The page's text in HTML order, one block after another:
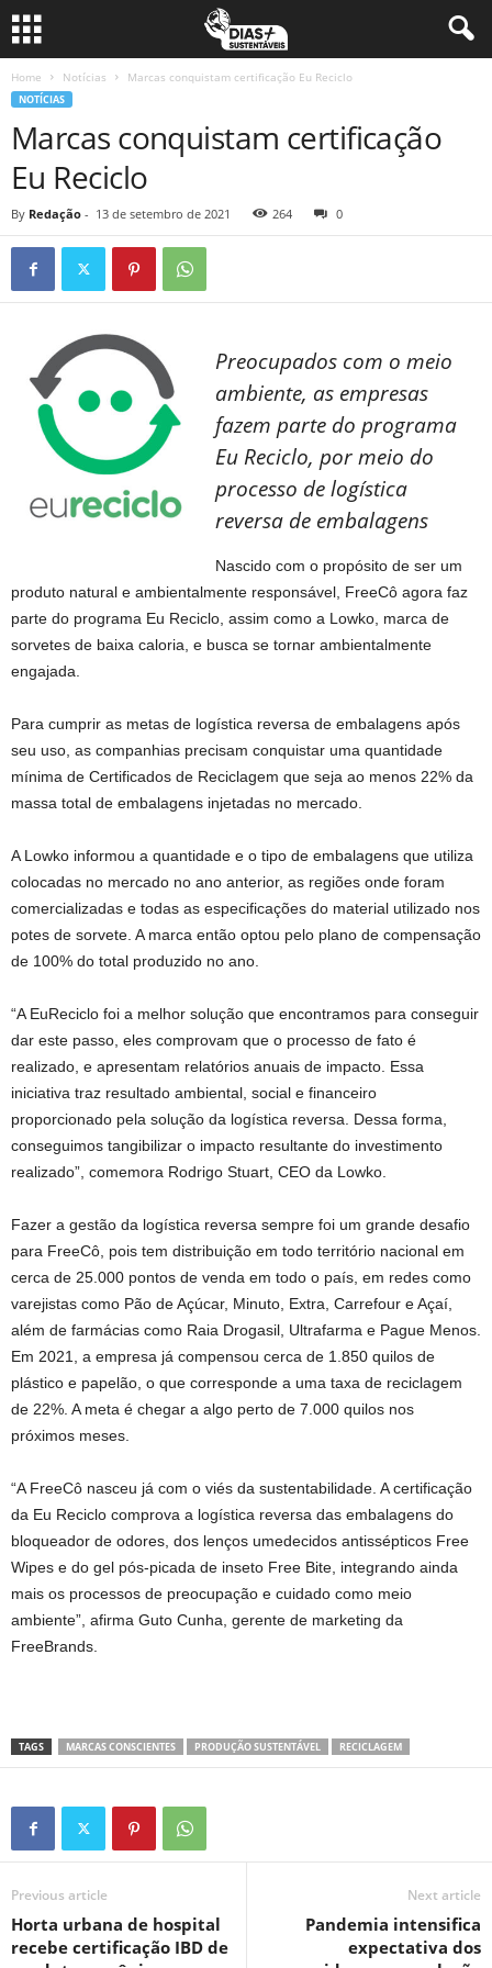
Home Notícias Marcas conquistam certificação Eu Reciclo
NOTÍCIAS
Marcas conquistam certificação
Eu Reciclo
By Redação - 13 de setembro de 2021 264 0
Preocupados com o meio
ambiente, as empresas
fazem parte do programa
Eu Reciclo, por meio do
processo de logística
reversa de embalagens
Nascido com o propósito de ser um
produto natural e ambientalmente responsável, FreeCô agora faz
parte do programa Eu Reciclo, assim como a Lowko, marca de
sorvetes de baixa caloria, e busca se tornar ambientalmente
engajada.
Para cumprir as metas de logística reversa de embalagens após
seu uso, as companhias precisam conquistar uma quantidade
mínima de Certificados de Reciclagem que seja ao menos 22% da
massa total de embalagens injetadas no mercado.
A Lowko informou a quantidade e o tipo de embalagens que utiliza
colocadas no mercado no ano anterior, as regiões onde foram
comercializadas e todas as especificações do material utilizado nos
potes de sorvete. A marca então optou pelo plano de compensação
de 100% do total produzido no ano.
“A EuReciclo foi a melhor solução que encontramos para conseguir
dar este passo, eles comprovam que o processo de fato é
realizado, e apresentam relatórios anuais de impacto. Essa
iniciativa traz resultado ambiental, social e financeiro
proporcionado pela solução da logística reversa. Dessa forma,
conseguimos tangibilizar o impacto resultante do investimento
realizado”, comemora Rodrigo Stuart, CEO da Lowko.
Fazer a gestão da logística reversa sempre foi um grande desafio
para FreeCô, pois tem distribuição em todo território nacional em
cerca de 25.000 pontos de venda em todo o país, em redes como
varejistas como Pão de Açúcar, Minuto, Extra, Carrefour e Açaí,
além de farmácias como Raia Drogasil, Ultrafarma e Pague Menos.
Em 2021, a empresa já compensou cerca de 1.850 quilos de
plástico e papelão, o que corresponde a uma taxa de reciclagem
de 22%. A meta é chegar a algo perto de 7.000 quilos nos
próximos meses.
“A FreeCô nasceu já com o viés da sustentabilidade. A certificação
da Eu Reciclo comprova a logística reversa das embalagens do
bloqueador de odores, dos lenços umedecidos antissépticos Free
Wipes e do gel pós-picada de inseto Free Bite, integrando ainda
mais os processos de preocupação e cuidado como meio
ambiente”, afirma Guto Cunha, gerente de marketing da
FreeBrands.
TAGS MARCAS CONSCIENTES PRODUÇÃO SUSTENTÁVEL RECICLAGEM
Previous article
Horta urbana de hospital
recebe certificação IBD de
Next article
Pandemia intensifica
expectativa dos